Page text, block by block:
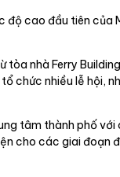
độ cao đầu tiên của
tòa nhà Ferry Building
chức nhiều lễ hội,
tâm thành phố với
cho các giai đoạn